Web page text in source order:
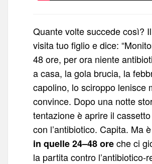
Quante volte succede così?
visita tuo figlio e dice:
48 ore, per ora niente
a casa, la gola brucia, la
capolino, lo sciroppo lenisce
convince. Dopo una notte
tentazione è aprire il
con l’antibiotico. Capita. Ma
in quelle 24–48 oreche ci
la partita contro l’antibiotico-